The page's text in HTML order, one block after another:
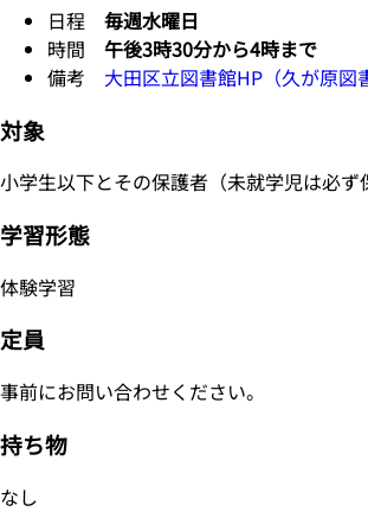
日程 毎週水曜日
時間 午後3時30分から4時まで
備考 大田区立図書館HP（久が原図
対象
小学生以下とその保護者（未就学児は必ず
学習形態
体験学習
定員
事前にお問い合わせください。
持ち物
なし